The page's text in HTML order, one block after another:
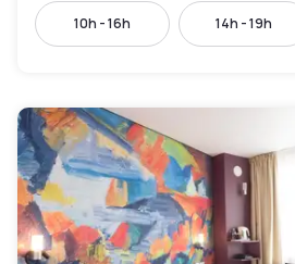
10h - 16h 14h - 19h